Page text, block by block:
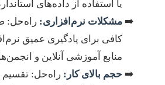
یا استفاده از داده‌های
مشکلات نرم‌افزاری: راه‌حل:
کافی برای یادگیری عمیق
منابع آموزشی آنلاین و
حجم بالای کار: راه‌حل: تقسیم